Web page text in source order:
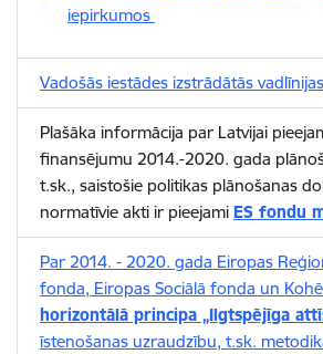
iepirkumos
Vadošās iestādes izstrādātās vadlīnijas
Plašāka informācija par Latvijai
finansējumu 2014.-2020. gada
t.sk., saistošie politikas plānošanas
normatīvie akti ir pieejami ES fondu
Par 2014. - 2020. gada Eiropas
fonda, Eiropas Sociālā fonda un
horizontālā principa „Ilgtspējīga
īstenošanas uzraudzību, t.sk.